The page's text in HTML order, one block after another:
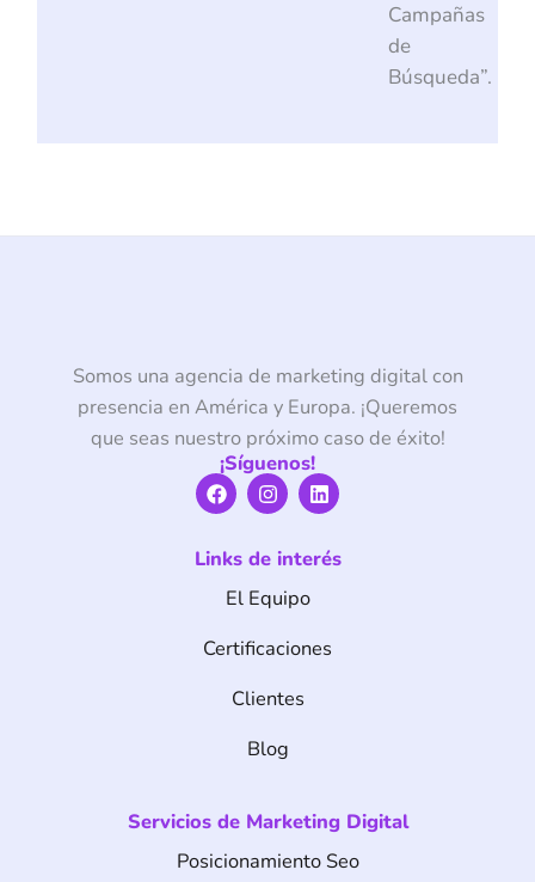
Campañas
de
Búsqueda”.
Somos una agencia de marketing digital con
presencia en América y Europa. ¡Queremos
que seas nuestro próximo caso de éxito!
¡Síguenos!
F
a
c
b
I
n
s
a
r
m
L
i
n
k
e
Links de interés
El Equipo
Certificaciones
Clientes
Blog
Servicios de Marketing Digital
Posicionamiento Seo